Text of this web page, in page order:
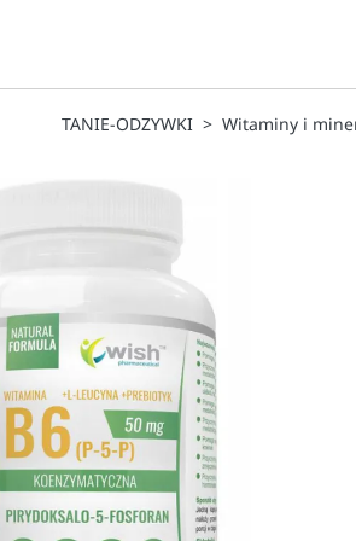
TANIE-ODZYWKI Witaminy i